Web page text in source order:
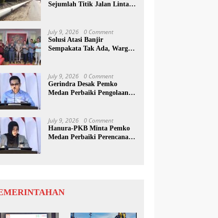
Sejumlah Titik Jalan Lintas
meningkatkan Kewaspadaan
July 9, 2026 0 Comment
Solusi Atasi Banjir
Sempakata Tak Ada, Warga
July 9, 2026 0 Comment
Gerindra Desak Pemko
Medan Perbaiki Pengolaan
July 9, 2026 0 Comment
Hanura-PKB Minta Pemko
Medan Perbaiki Perencanaan